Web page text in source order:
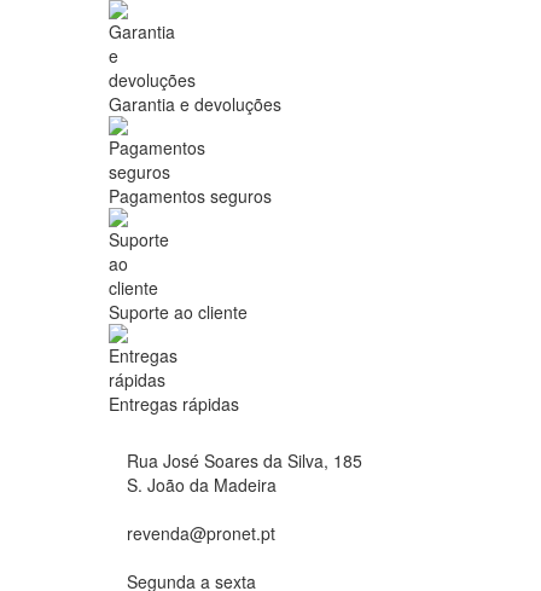
Garantia e devoluções
Pagamentos seguros
Suporte ao cliente
Entregas rápidas
Rua José Soares da Silva, 185
S. João da Madeira
revenda@pronet.pt
Segunda a sexta